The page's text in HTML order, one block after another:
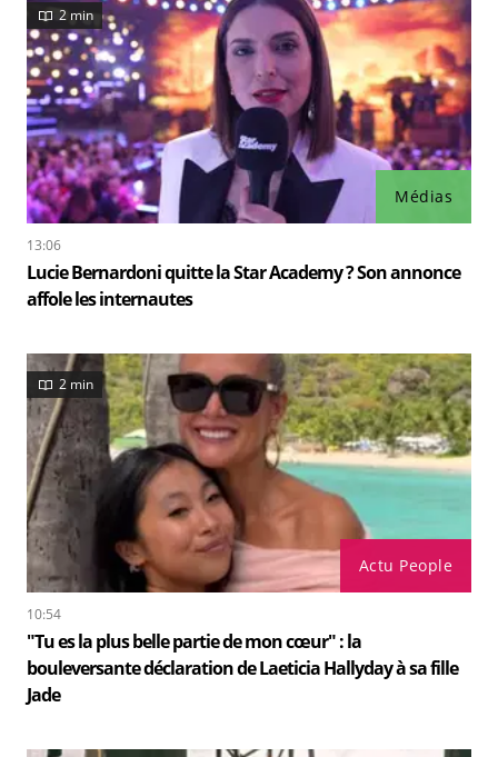
Médias
2 min
13:06
Lucie Bernardoni quitte la Star Academy ? Son annonce
affole les internautes
Actu People
2 min
10:54
"Tu es la plus belle partie de mon cœur" : la
bouleversante déclaration de Laeticia Hallyday à sa fille
Jade